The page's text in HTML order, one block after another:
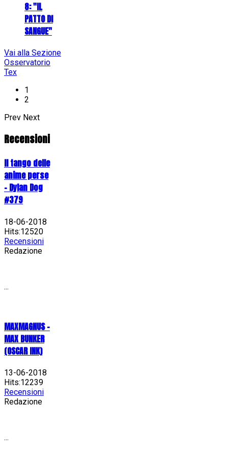
8: "IL
PATTO DI
SANGUE"
Vai alla Sezione
Osservatorio
Tex
1
2
Prev Next
Recensioni
Il tango delle
anime perse
- Dylan Dog
#379
18-06-2018
Hits:12520
Recensioni
Redazione
...
MAXMAGNUS –
MAX BUNKER
(OSCAR INK)
13-06-2018
Hits:12239
Recensioni
Redazione
...